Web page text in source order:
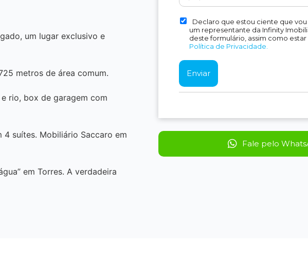
um lugar exclusivo e
metros de área comum.
rio, box de garagem com
suítes. Mobiliário Saccaro em
em Torres. A verdadeira
Declaro que estou ciente que
um representante da Infinity
deste formulário, assim como
Política de Privacidade.
Fale pelo